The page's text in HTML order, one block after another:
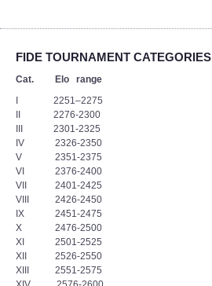
FIDE TOURNAMENT CATEGORIES
Cat. Elo range
I 2251–2275
II 2276-2300
III 2301-2325
IV 2326-2350
V 2351-2375
VI 2376-2400
VII 2401-2425
VIII 2426-2450
IX 2451-2475
X 2476-2500
XI 2501-2525
XII 2526-2550
XIII 2551-2575